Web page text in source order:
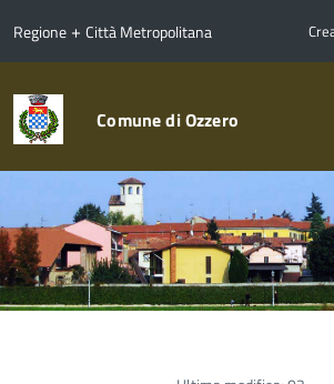
Regione + Città Metropolitana
Comune di Ozzero